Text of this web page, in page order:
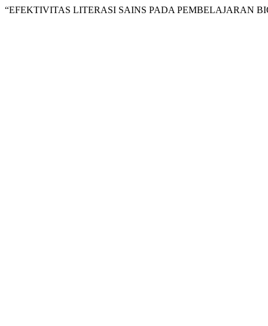
“EFEKTIVITAS LITERASI SAINS PADA PEMBELAJARAN